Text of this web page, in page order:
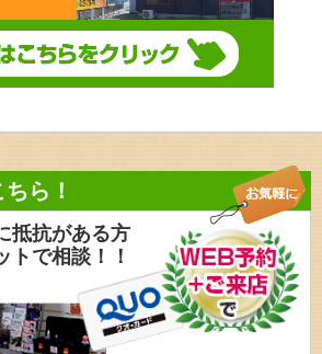
ら！
抵抗がある方
トで相談！！